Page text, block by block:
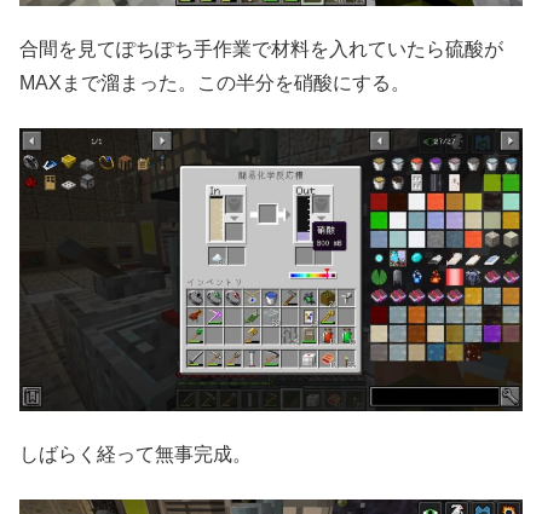
合間を見てぽちぽち手作業で材料を入れていたら硫酸が
MAXまで溜まった。この半分を硝酸にする。
しばらく経って無事完成。